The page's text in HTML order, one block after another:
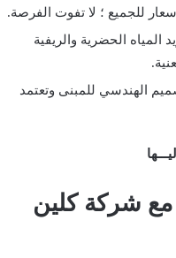
للجميع ؛ لا تفوت الفرصة.
المياه الحضرية والريفية
الهندسي للمبنى وتعتمد
مع شركة كلين